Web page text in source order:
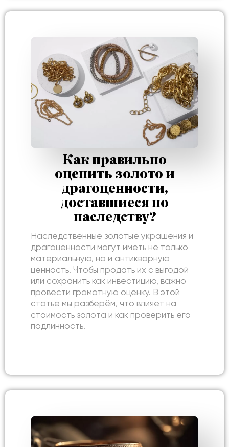
Как правильно
оценить золото и
драгоценности,
доставшиеся по
наследству?
Наследственные золотые украшения и
драгоценности могут иметь не только
материальную, но и антикварную
ценность. Чтобы продать их с выгодой
или сохранить как инвестицию, важно
провести грамотную оценку. В этой
статье мы разберём, что влияет на
стоимость золота и как проверить его
подлинность.